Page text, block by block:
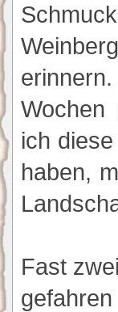
Wochen
ich
haben,
Fast